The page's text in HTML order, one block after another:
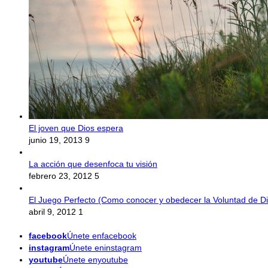
El joven que Dios espera
junio 19, 2013 9
La acción que desenfoca tu visión
febrero 23, 2012 5
El Juego Perfecto (Como conocer y obedecer la Voluntad de
abril 9, 2012 1
facebookÚnete enfacebook
instagramÚnete eninstagram
youtubeÚnete enyoutube